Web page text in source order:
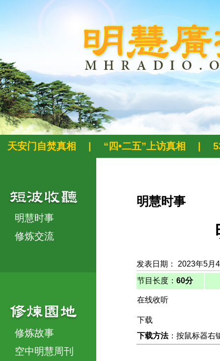
天安门自焚真相 “四•二五”上访真相
明慧时事
修炼交流
修炼故事
空中明慧周刊
明慧时事
发表日期： 2023年5月
节目长度： 60分
在线收听
下载
下载方法：按鼠标器右